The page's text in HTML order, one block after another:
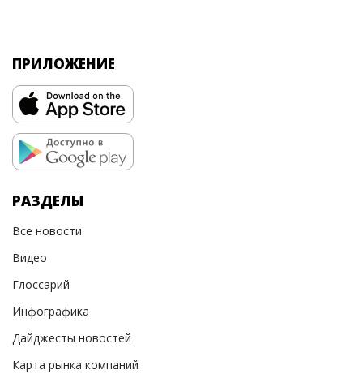
ПРИЛОЖЕНИЕ
РАЗДЕЛЫ
Все новости
Видео
Глоссарий
Инфографика
Дайджесты новостей
Карта рынка компаний